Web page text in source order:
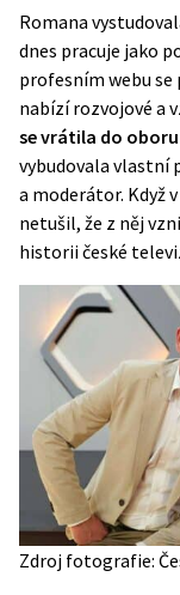
Romana
dnes pracuje jako
profesním webu se
nabízí rozvojové a
se vrátila do oboru
vybudovala vlastní
a moderátor. Když
netušil, že z něj
historii české
Zdroj fotografie: